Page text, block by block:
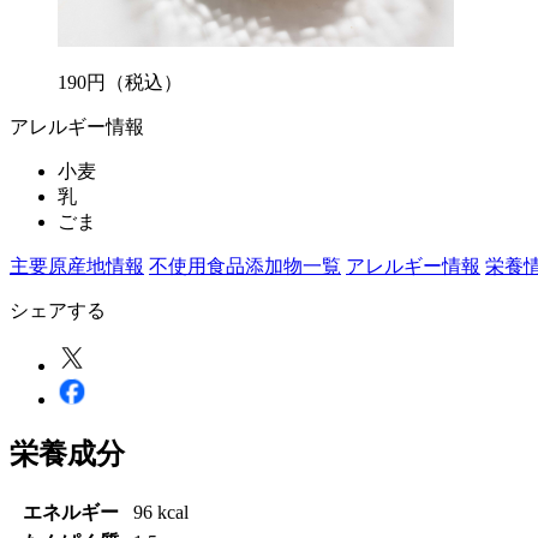
190円 （税込）
アレルギー情報
小麦
乳
ごま
主要原産地情報 不使用食品添加物一覧 アレルギー情報 栄養
シェアする
栄養成分
エネルギー
96 kcal